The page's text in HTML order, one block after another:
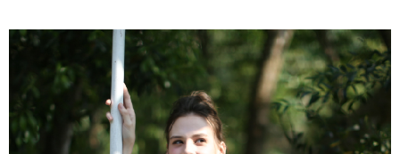
１．透過由恩沛科技股份有限公司提供之「AFTEE先享後付」服務完成之交
易，需依本服務之必要範圍內提供個人資料，並將交易相關給付款項請求債
權轉讓予恩沛科技股份有限公司。
２．關於個人資料處理事宜，請瀏覽以下網址：
https://aftee.tw/terms/#terms3
３．未成年的使用者請事先徵得法定代理人或監護人之同意方可使用
宅配
每筆NT$80，滿NT$490(含以上)免運費
離島宅配
每筆NT$80，滿NT$1,000(含以上)免運費